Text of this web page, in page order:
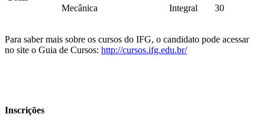
Mecânica Integral 30
Para saber mais sobre os cursos do IFG, o candidato pode acessar
no site o Guia de Cursos: http://cursos.ifg.edu.br/
Inscrições